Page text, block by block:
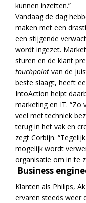
kunnen inzetten.”
Vandaag de dag
maken met een
een stijgende
wordt ingezet.
sturen en de klant
touchpoint van de
beste slaagt, heeft
IntoAction helpt
marketing en IT.
veel met techniek
terug in het vak en
zegt Corbijn.
mogelijk wordt
organisatie om in te
Business
Klanten als Philips,
ervaren steeds weer